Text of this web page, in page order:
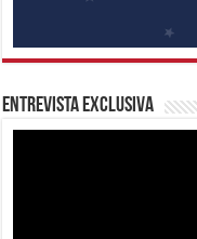
Entrevista Exclusiva